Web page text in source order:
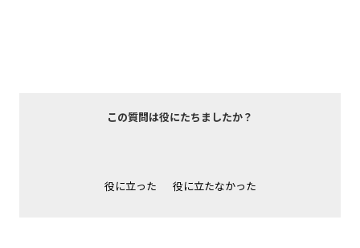
この質問は役にたちましたか？
役に立った 役に立たなかった